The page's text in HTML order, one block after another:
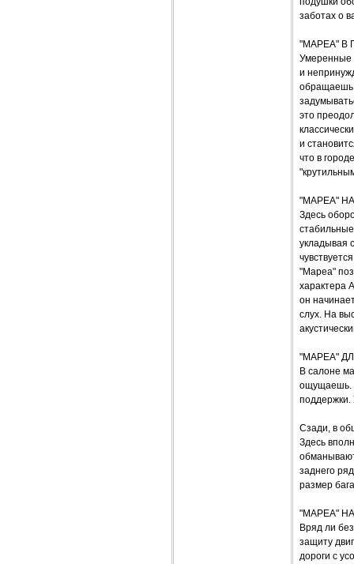
заботах о
"МАРЕА" В
Умеренные
и
обращаешь
это
и
что в
"МАРЕА"
Здесь
укладывая
"Мареа"
характера
он
слух. На
"МАРЕА"
В салоне
ощущаешь.
поддержки.
Сзади, в
Здесь
заднего
размер
"МАРЕА"
Вряд ли
защиту
дороги с